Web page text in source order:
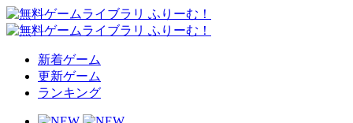
新着ゲーム
更新ゲーム
ランキング